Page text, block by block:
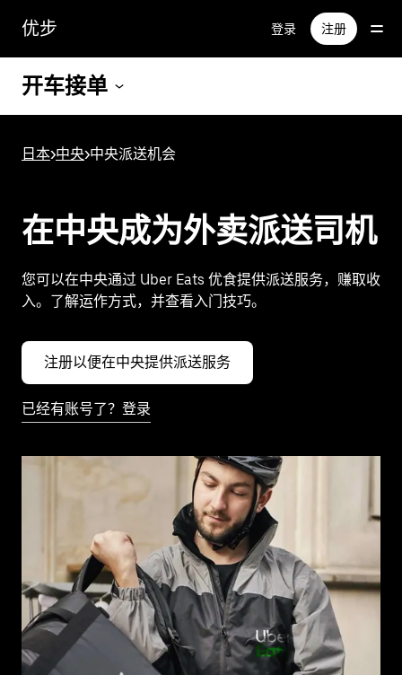
容
优步 登录 注册
开车接单
日本>中央>中央派送机会
在中央成为外卖派送司机
您可以在中央通过 Uber Eats 优食提供派送服务，赚取收
入。了解运作方式，并查看入门技巧。
注册以便在中央提供派送服务
已经有账号了？登录